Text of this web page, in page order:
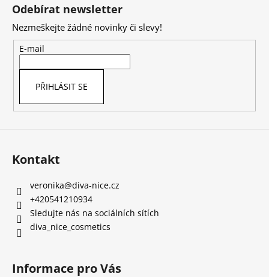
Odebírat newsletter
Nezmeškejte žádné novinky či slevy!
E-mail
PŘIHLÁSIT SE
Kontakt
veronika@diva-nice.cz
+420541210934
Sledujte nás na sociálních sítích
diva_nice_cosmetics
Informace pro Vás